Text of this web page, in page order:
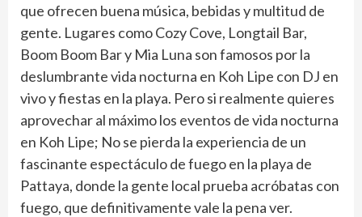
que ofrecen buena música, bebidas y multitud de
gente. Lugares como Cozy Cove, Longtail Bar,
Boom Boom Bar y Mia Luna son famosos por la
deslumbrante vida nocturna en Koh Lipe con DJ en
vivo y fiestas en la playa. Pero si realmente quieres
aprovechar al máximo los eventos de vida nocturna
en Koh Lipe; No se pierda la experiencia de un
fascinante espectáculo de fuego en la playa de
Pattaya, donde la gente local prueba acróbatas con
fuego, que definitivamente vale la pena ver.